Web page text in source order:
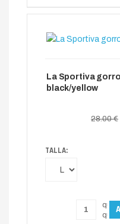
La Sportiva
black/yellow
28.00 €
TALLA: